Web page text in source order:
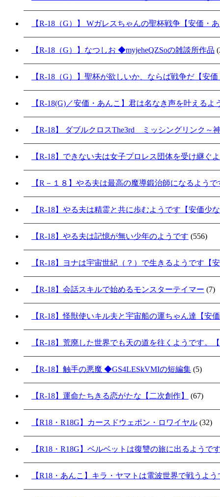
【R-18（G）】 Wガレスちゃんの聖杯戦争【安価・
【R-18（G）】なつしお ◆myjeheQZSoの雑談所作品
【R-18（G）】聖杯が欲しいか、ならば戦争だ【安
【R-18(G)／安価・あんこ】君は名なき声を叶える
【R-18】 ダブルクロスThe3rd ミッシングリンク～
【R-18】できない夫は女子プロレス団体を受け継ぐ
【R－１８】やる夫は最高の魔導鍛治師になるよう
【R-18】やる夫は精霊と共に歩むようです【安価少
【R-18】やる夫は記憶が無い少年のようです (556)
【R-18】ヨナは宇宙世紀（？）で生きるようです【
【R-18】会話スキルで始めるモンスターテイマー (7)
【R-18】怪獣使いキル夫と宇宙船の運ちゃん達【安
【R-18】荒廃した世界でも天の道を往くようです。
【R-18】触手の悪魔 ◆GS4LESkVMIの短編集 (5)
【R-18】運命たちきる恋がたな【二次創作】 (67)
【R18・R18G】カースドウェポン・ロワイヤル (32)
【R18・R18G】ベルベットは復讐の旅に出るようで
【R18・あんこ】キラ・ヤマトは電波世界で戦うよ